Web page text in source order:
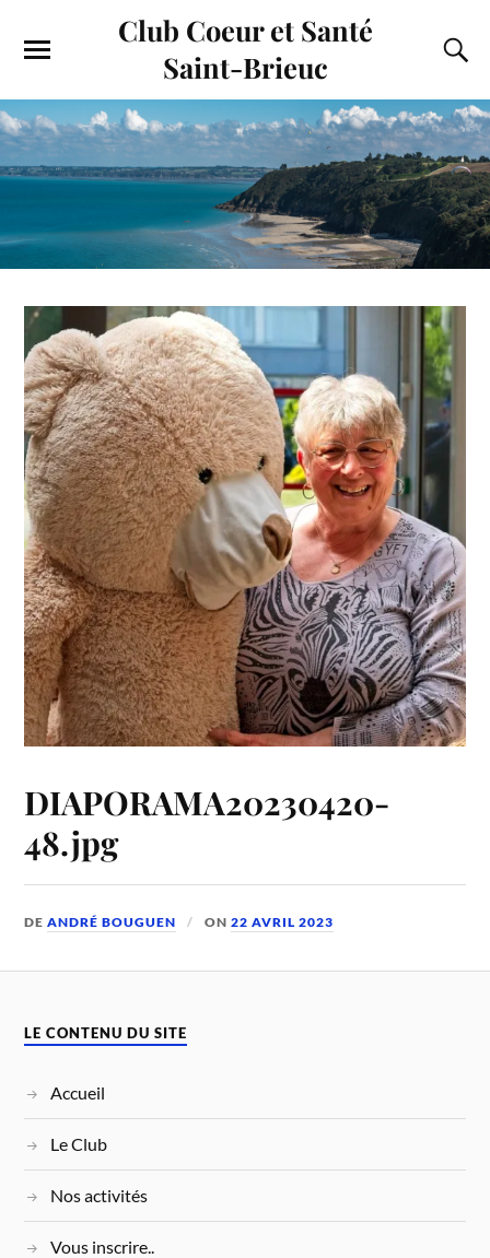
Club Coeur et Santé
Saint-Brieuc
DIAPORAMA20230420-
48.jpg
DEANDRÉ BOUGUEN ON22 AVRIL 2023
LE CONTENU DU SITE
Accueil
Le Club
Nos activités
Vous inscrire..